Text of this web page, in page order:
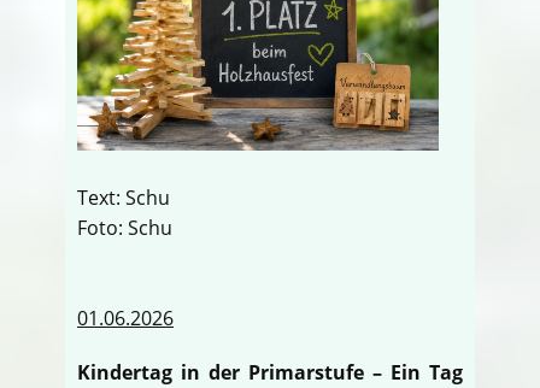
Text: Schu
Foto: Schu
01.06.2026
Kindertag in der Primarstufe – Ein Tag